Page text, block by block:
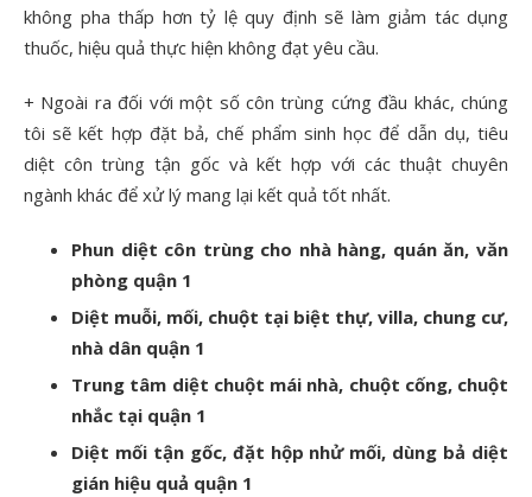
không pha thấp hơn tỷ lệ quy định sẽ làm giảm tác dụng
thuốc, hiệu quả thực hiện không đạt yêu cầu.
+ Ngoài ra đối với một số côn trùng cứng đầu khác, chúng
tôi sẽ kết hợp đặt bả, chế phẩm sinh học để dẫn dụ, tiêu
diệt côn trùng tận gốc và kết hợp với các thuật chuyên
ngành khác để xử lý mang lại kết quả tốt nhất.
Phun diệt côn trùng cho nhà hàng, quán ăn, văn
phòng quận 1
Diệt muỗi, mối, chuột tại biệt thự, villa, chung cư,
nhà dân quận 1
Trung tâm diệt chuột mái nhà, chuột cống, chuột
nhắc tại quận 1
Diệt mối tận gốc, đặt hộp nhử mối, dùng bả diệt
gián hiệu quả quận 1